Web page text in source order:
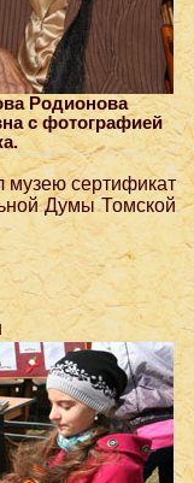
Родионова
с фотографией
музею сертификат
Думы Томской